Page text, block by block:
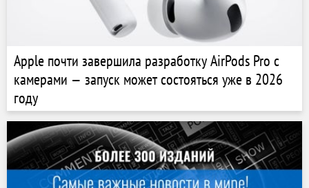
Apple почти завершила разработку AirPods Pro с
камерами — запуск может состояться уже в 2026
году